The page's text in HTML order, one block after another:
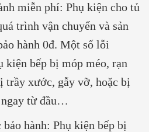
miễn phí: Phụ kiện cho tủ
trình vận chuyển và sản
hành 0đ. Một số lỗi
kiện bếp bị móp méo, rạn
trầy xước, gẫy vỡ, hoặc bị
từ đầu…
hành: Phụ kiện bếp bị